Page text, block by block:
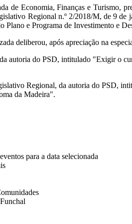
de Economia, Finanças e Turismo,
Regional n.º 2/2018/M, de 9
Plano e Programa de Investimento e
deliberou, após apreciação na
autoria do PSD, intitulado "Exigir o
Regional, da autoria do PSD,
da Madeira".
para a data selecionada